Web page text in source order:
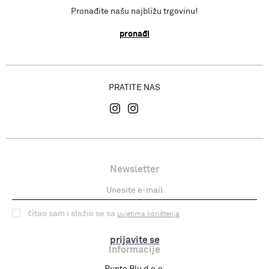
Pronađite našu najbližu trgovinu!
pronađi
PRATITE NAS
Newsletter
prijavite se
čitao sam i složio se sa uvjetima korištenja
Informacije